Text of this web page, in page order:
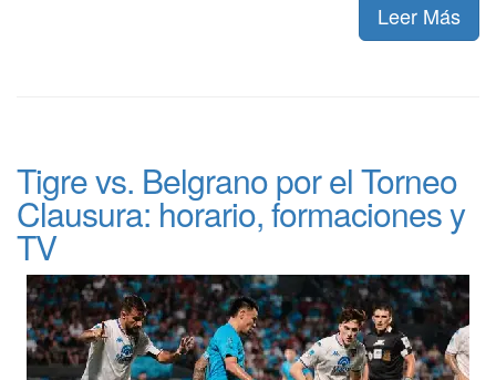
Leer Más
Tigre vs. Belgrano por el Torneo
Clausura: horario, formaciones y
TV